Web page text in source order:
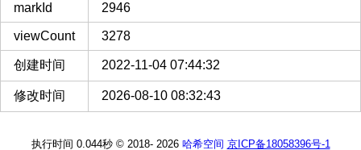
markId 2946
viewCount 3278
创建时间 2022-11-04 07:44:32
修改时间 2026-08-10 08:32:43
执行时间 0.044秒 © 2018- 2026 哈希空间 京ICP备18058396号-1